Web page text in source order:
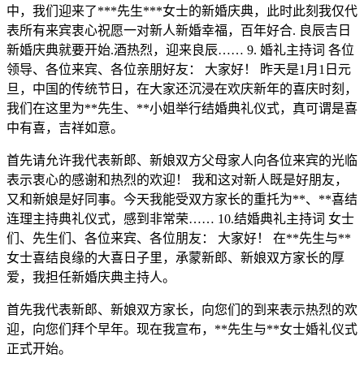
中，我们迎来了***先生***女士的新婚庆典，此时此刻我仅代
表所有来宾衷心祝愿一对新人新婚幸福，百年好合. 良辰吉日
新婚庆典就要开始.酒热烈，迎来良辰…… 9. 婚礼主持词 各位
领导、各位来宾、各位亲朋好友： 大家好！ 昨天是1月1日元
旦，中国的传统节日，在大家还沉浸在欢庆新年的喜庆时刻，
我们在这里为**先生、**小姐举行结婚典礼仪式，真可谓是喜
中有喜，吉祥如意。
首先请允许我代表新郎、新娘双方父母家人向各位来宾的光临
表示衷心的感谢和热烈的欢迎！ 我和这对新人既是好朋友，
又和新娘是好同事。今天我能受双方家长的重托为**、**喜结
连理主持典礼仪式，感到非常荣…… 10.结婚典礼主持词 女士
们、先生们、各位来宾、各位朋友： 大家好！ 在**先生与**
女士喜结良缘的大喜日子里，承蒙新郎、新娘双方家长的厚
爱，我担任新婚庆典主持人。
首先我代表新郎、新娘双方家长，向您们的到来表示热烈的欢
迎，向您们拜个早年。现在我宣布，**先生与**女士婚礼仪式
正式开始。